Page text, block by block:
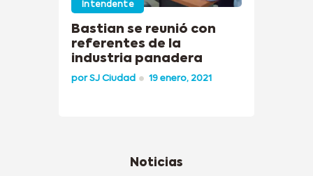
Intendente
Bastian se reunió con
referentes de la
industria panadera
porSJ Ciudad 19 enero, 2021
Noticias